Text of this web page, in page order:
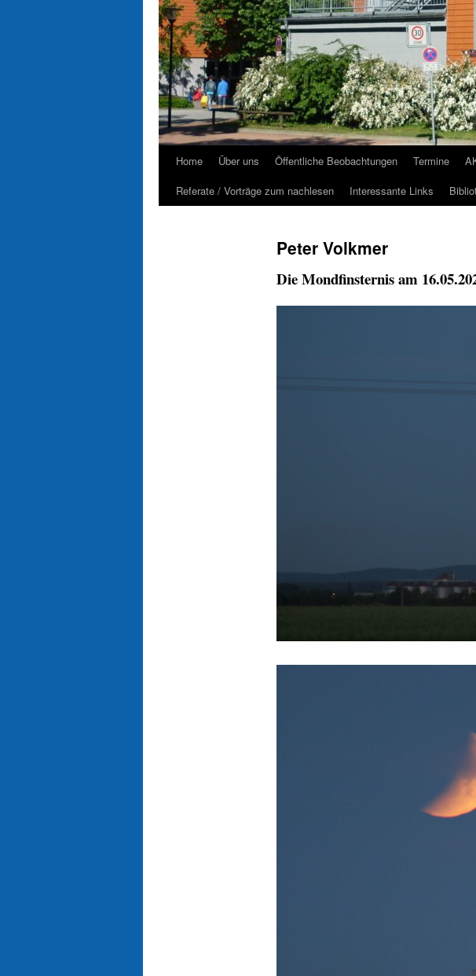
Home Über uns Öffentliche Beobachtungen Termine
Referate / Vorträge zum nachlesen
Interessante Links
Peter Volkmer
Die Mondfinsternis am